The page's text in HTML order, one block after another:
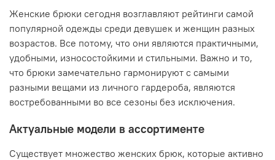
Женские брюки сегодня возглавляют рейтинги самой
популярной одежды среди девушек и женщин разных
возрастов. Все потому, что они являются практичными,
удобными, износостойкими и стильными. Важно и то,
что брюки замечательно гармонируют с самыми
разными вещами из личного гардероба, являются
востребованными во все сезоны без исключения.
Актуальные модели в ассортименте
Существует множество женских брюк, которые активно